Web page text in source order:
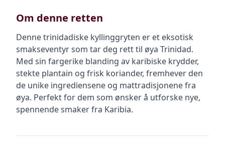
Om denne retten
Denne trinidadiske kyllinggryten er et eksotisk
smakseventyr som tar deg rett til øya Trinidad.
Med sin fargerike blanding av karibiske krydder,
stekte plantain og frisk koriander, fremhever den
de unike ingrediensene og mattradisjonene fra
øya. Perfekt for dem som ønsker å utforske nye,
spennende smaker fra Karibia.